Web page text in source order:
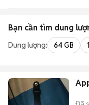
Bạn cần tìm dung
Dung lượng: 64 GB